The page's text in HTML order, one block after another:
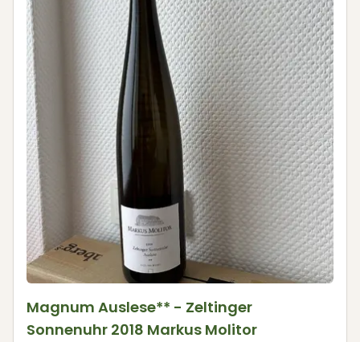
Magnum Auslese** - Zeltinger
Sonnenuhr 2018 Markus Molitor